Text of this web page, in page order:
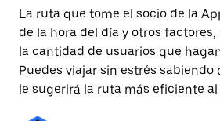
La ruta que tome el socio de la
de la hora del día y otros
la cantidad de usuarios que
Puedes viajar sin estrés sabiendo
le sugerirá la ruta más eficiente